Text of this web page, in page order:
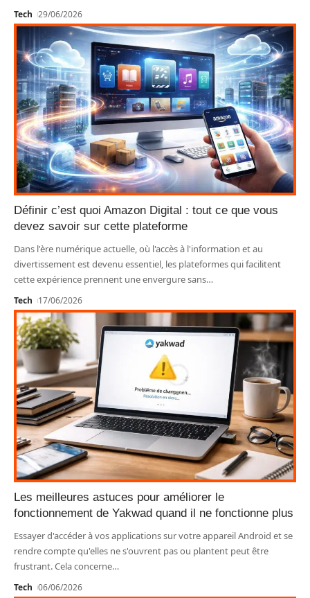
Tech 29/06/2026
Définir c’est quoi Amazon Digital : tout ce que vous
devez savoir sur cette plateforme
Dans l'ère numérique actuelle, où l'accès à l'information et au
divertissement est devenu essentiel, les plateformes qui facilitent
cette expérience prennent une envergure sans…
Tech 17/06/2026
Les meilleures astuces pour améliorer le
fonctionnement de Yakwad quand il ne fonctionne plus
Essayer d'accéder à vos applications sur votre appareil Android et se
rendre compte qu'elles ne s'ouvrent pas ou plantent peut être
frustrant. Cela concerne…
Tech 06/06/2026